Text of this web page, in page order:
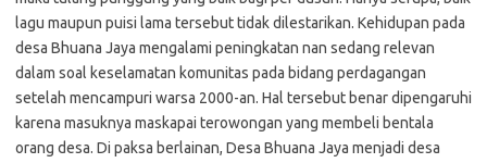
lagu maupun puisi lama tersebut tidak dilestarikan. Kehidupan pada
desa Bhuana Jaya mengalami peningkatan nan sedang relevan
dalam soal keselamatan komunitas pada bidang perdagangan
setelah mencampuri warsa 2000-an. Hal tersebut benar dipengaruhi
karena masuknya maskapai terowongan yang membeli bentala
orang desa. Di paksa berlainan, Desa Bhuana Jaya menjadi desa